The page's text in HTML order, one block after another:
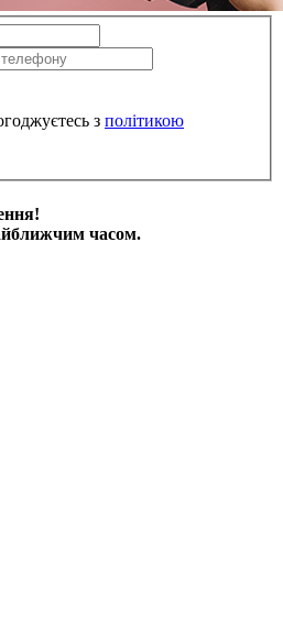
з політикою
часом.